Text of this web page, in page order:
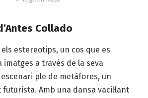
Collado
estereotips, un cos que es
a través de la seva
ple de metàfores, un
Amb una dansa vacil·lant